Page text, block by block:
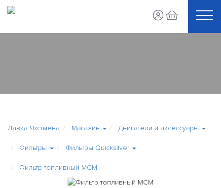
Лавка Яхстмена Магазин Двигатели и аксессуары
Фильтры Фильтры Quicksilver
Фильтр топливный MCM